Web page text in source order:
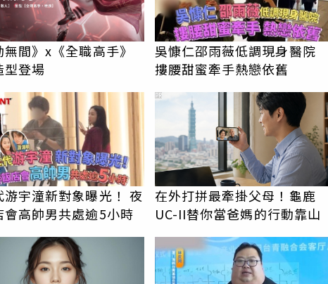
無間》x《全職高手》
型登場
吳慷仁邵雨薇低調現身醫
摟腰甜蜜牽手熱戀依舊
游宇潼新對象曝光！ 夜
會高帥男共處逾5小時
在外打拼最牽掛父母！龜鹿
UC-II替你當爸媽的行動靠山
PR